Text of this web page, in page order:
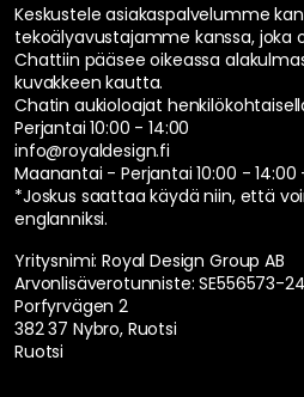
Keskustele asiakaspalvelumme
tekoälyavustajamme kanssa, joka
Chattiin pääsee oikeassa
kuvakkeen kautta.
Chatin aukioloajat
Perjantai 10:00 - 14:00
info@royaldesign.fi
Maanantai - Perjantai 10:00 - 14:00
*Joskus saattaa käydä niin, että
englanniksi.
Yritysnimi: Royal Design Group AB
Arvonlisäverotunniste: SE556573-
Porfyrvägen 2
382 37 Nybro, Ruotsi
Ruotsi